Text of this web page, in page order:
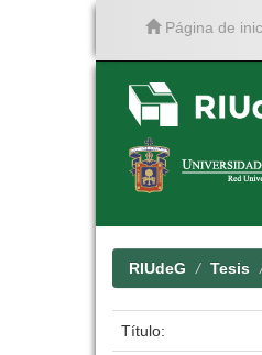
Página de
RIUdeG Tesis
Título: